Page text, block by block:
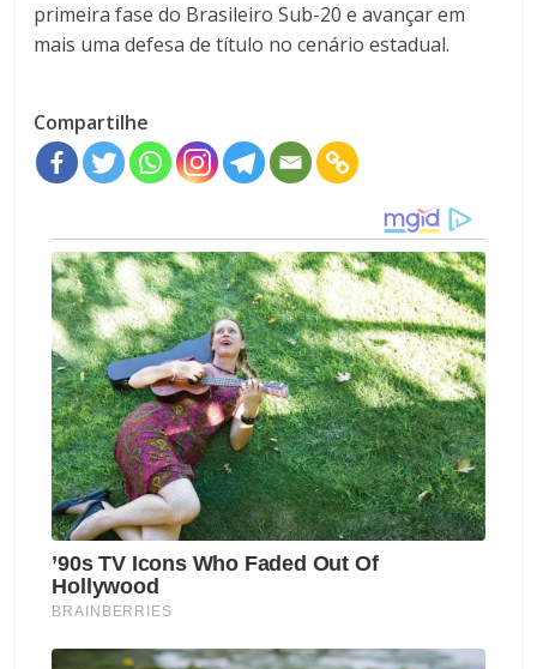
primeira fase do Brasileiro Sub-20 e avançar em
mais uma defesa de título no cenário estadual.
Compartilhe